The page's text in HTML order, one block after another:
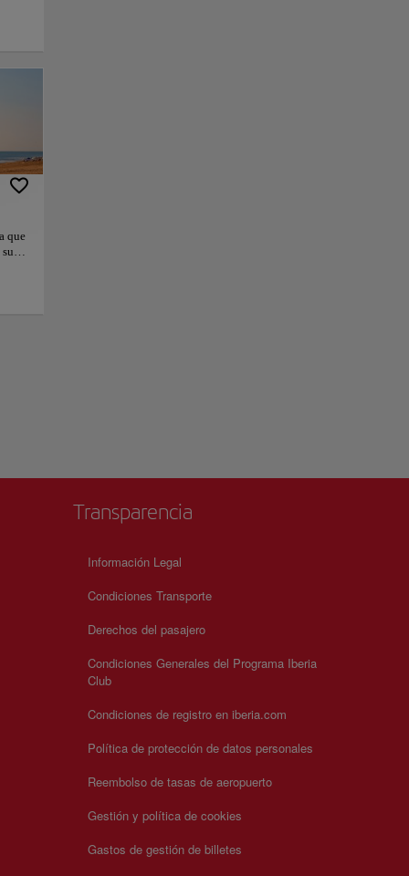
que
un
la costa
y cuenta
Azul certifica
de la Hípica
llevar por la
Transparencia
Información Legal
Condiciones Transporte
Derechos del pasajero
Condiciones Generales del Programa Iberia
Club
Condiciones de registro en iberia.com
Política de protección de datos personales
Reembolso de tasas de aeropuerto
Gestión y política de cookies
Gastos de gestión de billetes